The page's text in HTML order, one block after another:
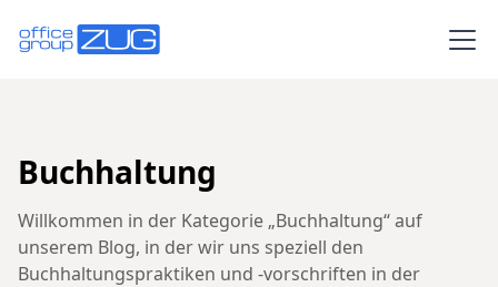
Buchhaltung
Willkommen in der Kategorie „Buchhaltung“ auf
unserem Blog, in der wir uns speziell den
Buchhaltungspraktiken und -vorschriften in der